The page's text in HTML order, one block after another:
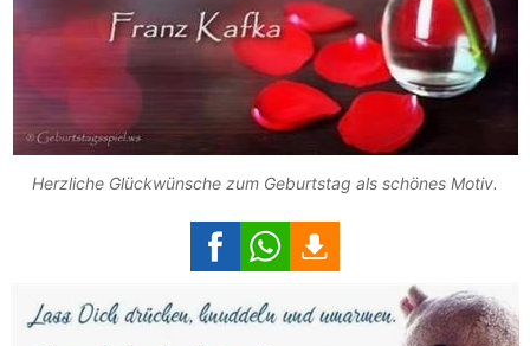
Herzliche Glückwünsche zum Geburtstag als schönes Motiv.